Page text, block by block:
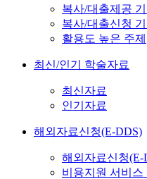
복사/대출제공
복사/대출신청
활용도 높은 주제
최신/인기 학술자료
최신자료
인기자료
해외자료신청(E-DDS)
해외자료신청(E-
비용지원 서비스